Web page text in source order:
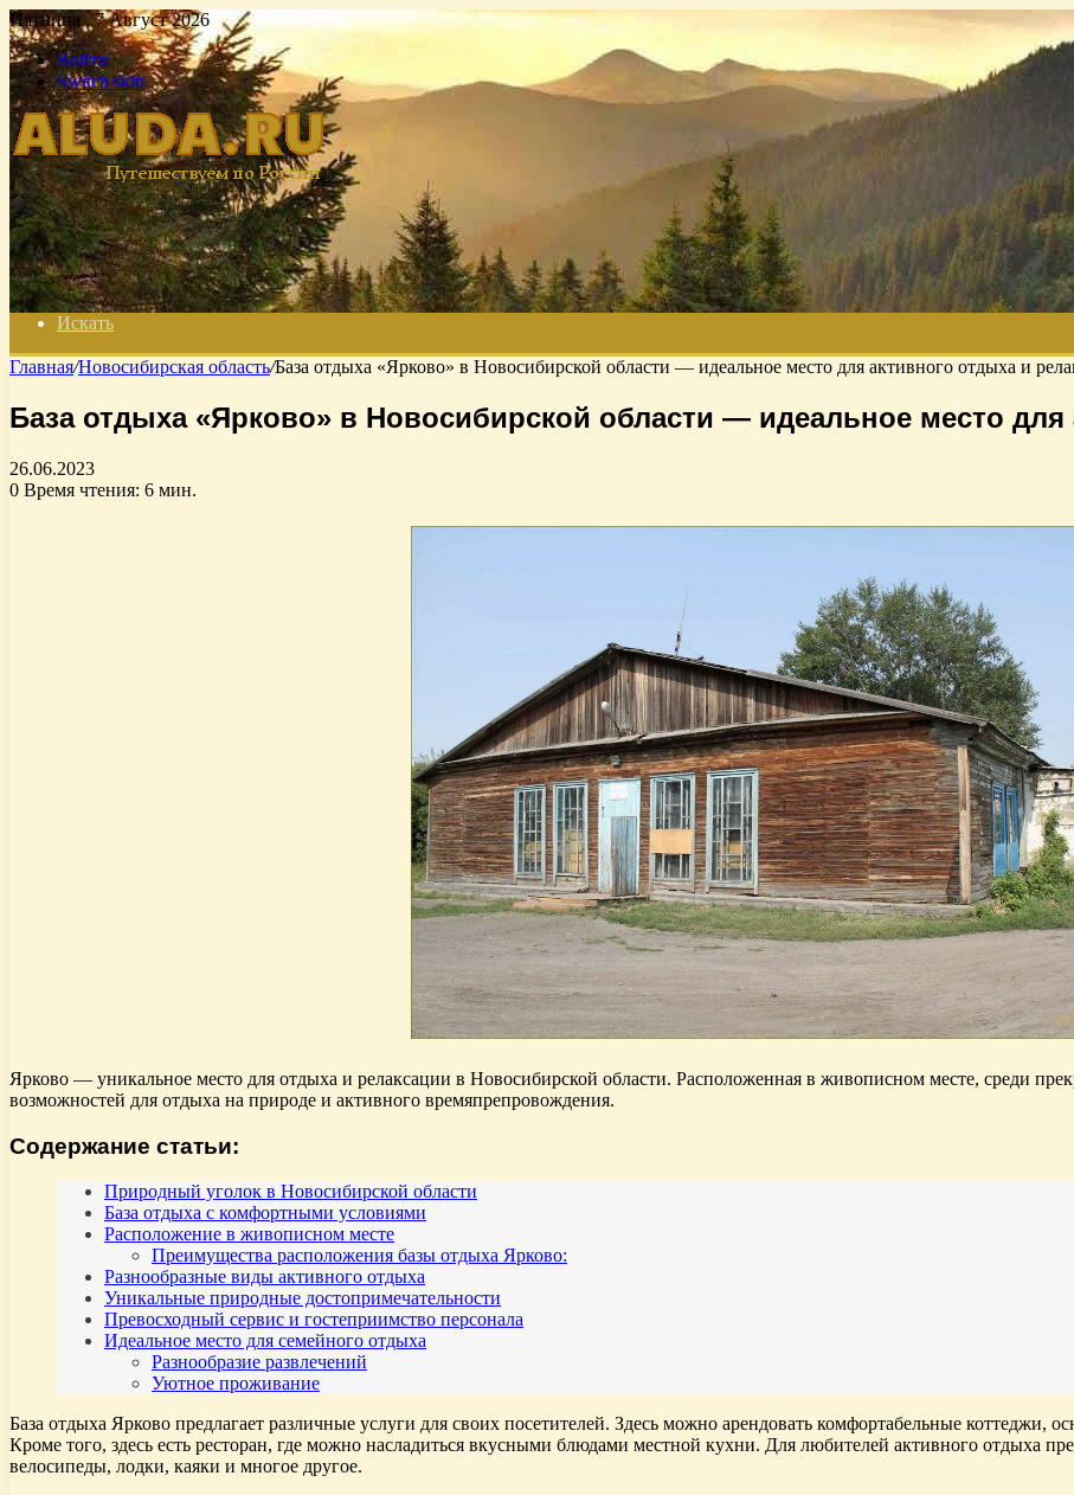
Пятница , 7 Август 2026
Войти
Switch skin
Искать
Главная/Новосибирская область/База отдыха «Ярково» в Новосибирской области — идеальное место для активного отдыха и
База отдыха «Ярково» в Новосибирской области — идеальное место для
26.06.2023
0 Время чтения: 6 мин.
Ярково — уникальное место для отдыха и релаксации в Новосибирской области. Расположенная в живописном месте, среди
возможностей для отдыха на природе и активного времяпрепровождения.
Содержание статьи:
Природный уголок в Новосибирской области
База отдыха с комфортными условиями
Расположение в живописном месте
Преимущества расположения базы отдыха Ярково:
Разнообразные виды активного отдыха
Уникальные природные достопримечательности
Превосходный сервис и гостеприимство персонала
Идеальное место для семейного отдыха
Разнообразие развлечений
Уютное проживание
База отдыха Ярково предлагает различные услуги для своих посетителей. Здесь можно арендовать комфортабельные
Кроме того, здесь есть ресторан, где можно насладиться вкусными блюдами местной кухни. Для любителей активного отдыха
велосипеды, лодки, каяки и многое другое.